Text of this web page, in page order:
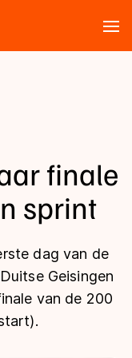
finale
sprint
dag van de
Geisingen
van de 200